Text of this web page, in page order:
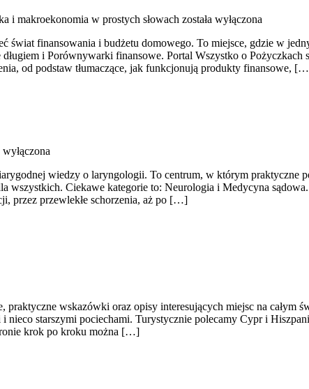
i makroekonomia w prostych słowach została wyłączona
finansowania i budżetu domowego. To miejsce, gdzie w
i Porównywarki finansowe. Portal Wszystko o Pożyczkach
od podstaw tłumaczące, jak funkcjonują produkty finansowe,
wyłączona
wiedzy o laryngologii. To centrum, w którym praktyczne
wszystkich. Ciekawe kategorie to: Neurologia i Medycyna
przez przewlekłe schorzenia, aż po […]
wskazówki oraz opisy interesujących miejsc na całym
nieco starszymi pociechami. Turystycznie polecamy Cypr i
krok po kroku można […]